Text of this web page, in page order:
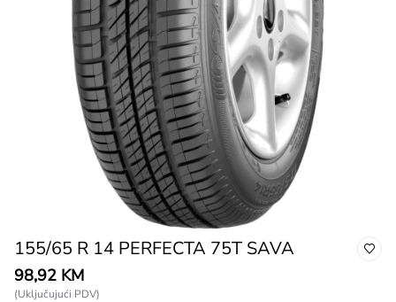
155/65 R 14 PERFECTA 75T SAVA
98,92 KM
(Uključujući PDV)